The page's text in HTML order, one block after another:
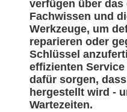
verfügen über
Fachwissen und
Werkzeuge, um
reparieren oder
Schlüssel
effizienten Service
dafür sorgen,
hergestellt wird -
Wartezeiten.